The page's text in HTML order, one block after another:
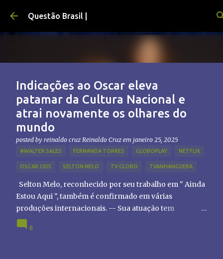
Pular para o conteúdo principal
Questão Brasil |
Indicações ao Oscar eleva
patamar da Cultura Nacional e
atrai novamente os olhares do
mundo
posted by reinaldo cruz Reinaldo Cruz em janeiro 25, 2025
#WALTER SALES FERNANDA TORRES GLOBOPLAY NETFLIX
OSCAR 2025 SELTON MELO TV GLOBO TVANHANGUERA
Selton Melo, reconhecido por seu trabalho em " Ainda
Estou Aqui ", também é confirmado em várias
produções internacionais. -- Sua atuação tem
chamado atenção de diretores e produtores fora do
Brasil, abrindo portas para novas oportunidades no
0